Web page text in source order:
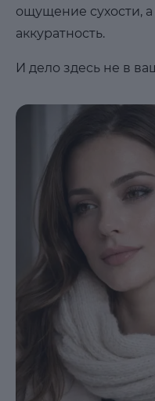
ощущение сухости,
аккуратность.
И дело здесь не в